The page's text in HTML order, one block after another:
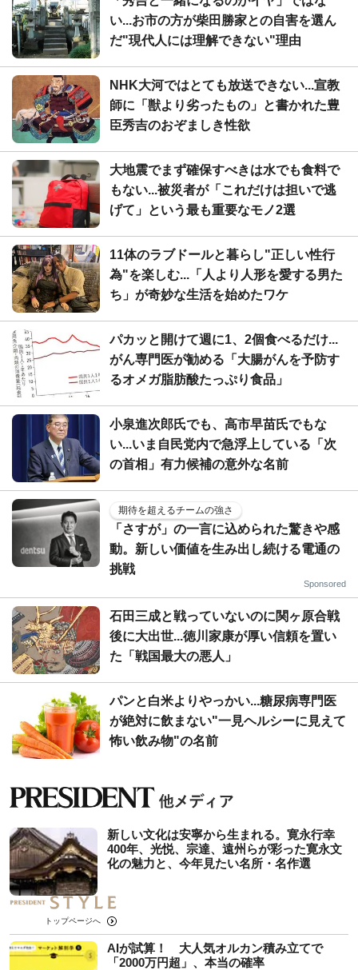
い...お市の方が柴田勝家との自害を選ん
だ"現代人には理解できない"理由
NHK大河ではとても放送できない...宣教
師に「獣より劣ったもの」と書かれた豊
臣秀吉のおぞましき性欲
大地震でまず確保すべきは水でも食料で
もない...被災者が「これだけは担いで逃
げて」という最も重要なモノ2選
11体のラブドールと暮らし"正しい性行
為"を楽しむ...「人より人形を愛する男た
ち」が奇妙な生活を始めたワケ
パカッと開けて週に1、2個食べるだけ...
がん専門医が勧める「大腸がんを予防す
るオメガ脂肪酸たっぷり食品」
小泉進次郎氏でも、高市早苗氏でもな
い...いま自民党内で急浮上している「次
の首相」有力候補の意外な名前
期待を超えるチームの強さ
「さすが」の一言に込められた驚きや感
動。新しい価値を生み出し続ける電通の
挑戦
Sponsored
石田三成と戦っていないのに関ヶ原合戦
後に大出世...徳川家康が厚い信頼を置い
た「戦国最大の悪人」
パンと白米よりやっかい...糖尿病専門医
が絶対に飲まない"一見ヘルシーに見えて
怖い飲み物"の名前
新しい文化は安寧から生まれる。寛永行幸
400年、光悦、宗達、遠州らが彩った寛永文
化の魅力と、今年見たい名所・名作選
トップページへ
AIが試算！ 大人気オルカン積み立てで
「2000万円超」、本当の確率